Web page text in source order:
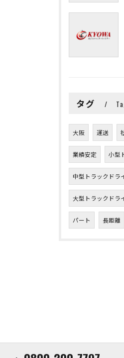
タグ
大阪 運送
業績安定 小型
中型トラックドラ
大型トラックドラ
パート 長距離